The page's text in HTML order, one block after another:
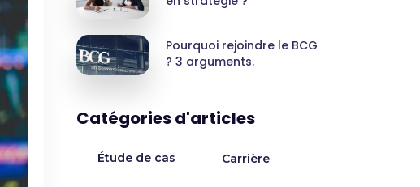
Pourquoi rejoindre le BCG
? 3 arguments.
Catégories d'articles
Étude de cas Carrière